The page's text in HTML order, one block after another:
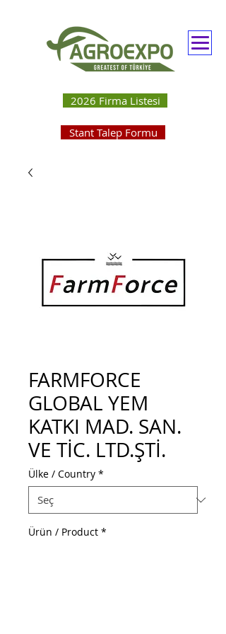
2026 Firma Listesi
Stant Talep Formu
FARMFORCE
GLOBAL YEM
KATKI MAD. SAN.
VE TİC. LTD.ŞTİ.
Ülke / Country *
Ürün / Product *